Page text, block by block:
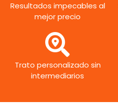
Resultados impecables al
mejor precio
Trato personalizado sin
intermediarios